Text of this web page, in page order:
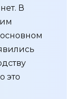
В
это